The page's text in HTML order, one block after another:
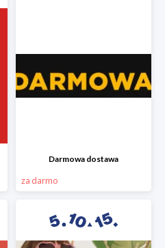
Darmowa dostawa
za darmo